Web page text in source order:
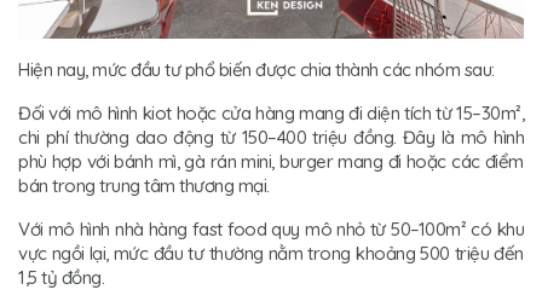
Hiện nay, mức đầu tư phổ biến được chia thành các nhóm sau:
Đối với mô hình kiot hoặc cửa hàng mang đi diện tích từ 15–30m²,
chi phí thường dao động từ 150–400 triệu đồng. Đây là mô hình
phù hợp với bánh mì, gà rán mini, burger mang đi hoặc các điểm
bán trong trung tâm thương mại.
Với mô hình nhà hàng fast food quy mô nhỏ từ 50–100m² có khu
vực ngồi lại, mức đầu tư thường nằm trong khoảng 500 triệu đến
1,5 tỷ đồng.